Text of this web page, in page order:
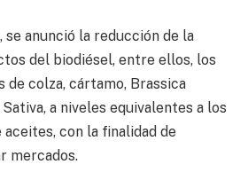
se anunció la reducción de la
del biodiésel, entre ellos, los
de colza, cártamo, Brassica
a niveles equivalentes a los
con la finalidad de
mercados.